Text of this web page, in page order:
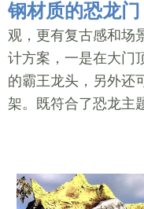
钢材质的恐龙门
观，更有复古感和场
计方案，一是在大门
的霸王龙头，另外还
架。既符合了恐龙主